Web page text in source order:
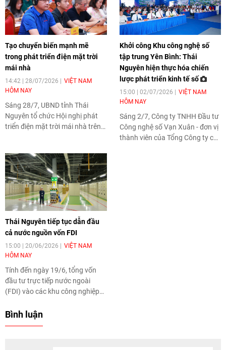
Tạo chuyển biến mạnh mẽ
trong phát triển điện mặt trời
mái nhà
14:42 | 28/07/2026
VIỆT NAM
HÔM NAY
Sáng 28/7, UBND tỉnh Thái
Nguyên tổ chức Hội nghị phát
triển điện mặt trời mái nhà trên
trong nước và doanh nghiệp có
vốn đầu tư nước ngoài hoạt
động trong và ngoài các khu
công nghiệp.
Khởi công Khu công nghệ số
tập trung Yên Bình: Thái
Nguyên hiện thực hóa chiến
lược phát triển kinh tế số
15:00 | 02/07/2026
VIỆT NAM
HÔM NAY
Sáng 2/7, Công ty TNHH Đầu tư
Công nghệ số Vạn Xuân - đơn vị
thành viên của Tổng Công ty cổ
Thái Nguyên tiếp tục dẫn đầu
cả nước nguồn vốn FDI
15:00 | 20/06/2026
VIỆT NAM
HÔM NAY
Tính đến ngày 19/6, tổng vốn
đầu tư trực tiếp nước ngoài
(FDI) vào các khu công nghiệp
chính thức cán mốc 8 tỷ USD.
Bình luận